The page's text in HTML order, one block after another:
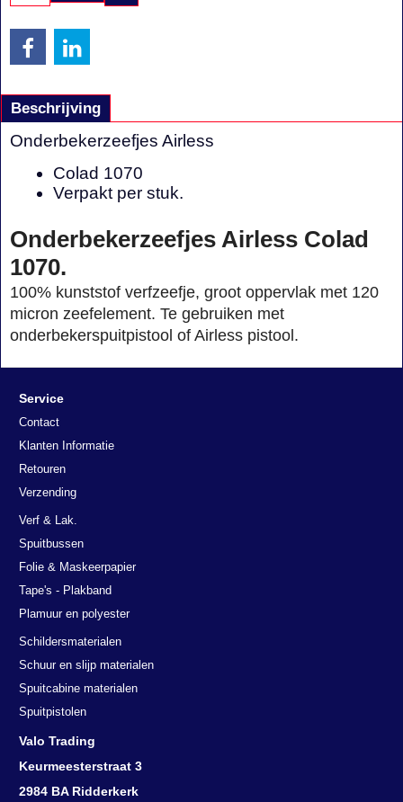
Beschrijving
Onderbekerzeefjes Airless
Colad 1070
Verpakt per stuk.
Onderbekerzeefjes Airless Colad
1070.
100% kunststof verfzeefje, groot oppervlak met 120
micron zeefelement. Te gebruiken met
onderbekerspuitpistool of Airless pistool.
Service
Contact
Klanten Informatie
Retouren
Verzending
Verf & Lak.
Spuitbussen
Folie & Maskeerpapier
Tape's - Plakband
Plamuur en polyester
Schildersmaterialen
Schuur en slijp materialen
Spuitcabine materialen
Spuitpistolen
Valo Trading
Keurmeesterstraat 3
2984 BA Ridderkerk